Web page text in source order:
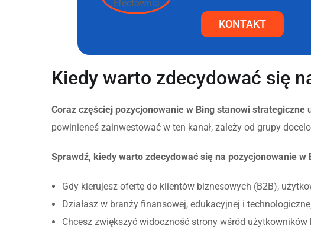
KONTAKT
Kiedy warto zdecydować się
Coraz częściej pozycjonowanie w Bing stanowi strategiczne
powinieneś zainwestować w ten kanał, zależy od grupy
Sprawdź, kiedy warto zdecydować się na pozycjonowanie w
Gdy kierujesz ofertę do klientów biznesowych (B2B),
Działasz w branży finansowej, edukacyjnej i
Chcesz zwiększyć widoczność strony wśród